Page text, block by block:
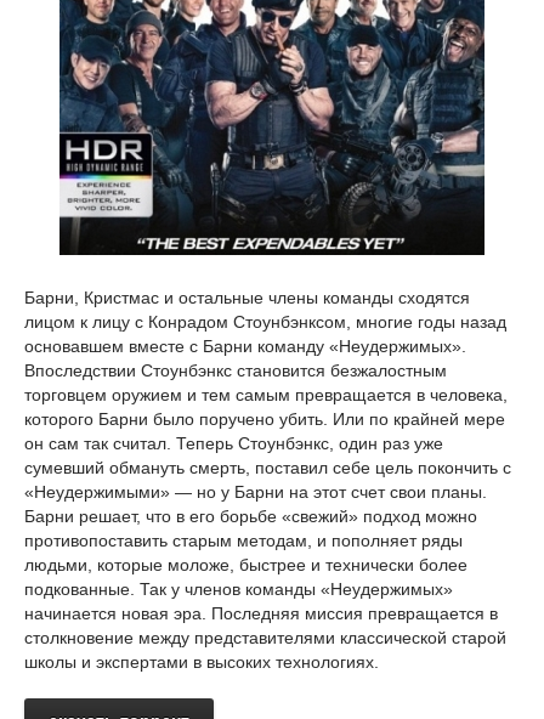
Барни, Кристмас и остальные члены команды сходятся
лицом к лицу с Конрадом Стоунбэнксом, многие годы назад
основавшем вместе с Барни команду «Неудержимых».
Впоследствии Стоунбэнкс становится безжалостным
торговцем оружием и тем самым превращается в человека,
которого Барни было поручено убить. Или по крайней мере
он сам так считал. Теперь Стоунбэнкс, один раз уже
сумевший обмануть смерть, поставил себе цель покончить с
«Неудержимыми» — но у Барни на этот счет свои планы.
Барни решает, что в его борьбе «свежий» подход можно
противопоставить старым методам, и пополняет ряды
людьми, которые моложе, быстрее и технически более
подкованные. Так у членов команды «Неудержимых»
начинается новая эра. Последняя миссия превращается в
столкновение между представителями классической старой
школы и экспертами в высоких технологиях.